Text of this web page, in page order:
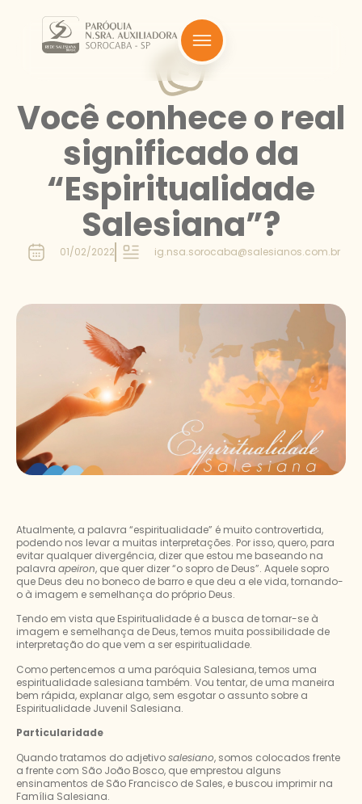
Você conhece o real
significado da
“Espiritualidade
Salesiana”?
01/02/2022 ig.nsa.sorocaba@salesianos.com.br
Atualmente, a palavra “espiritualidade” é muito controvertida,
podendo nos levar a muitas interpretações. Por isso, quero, para
evitar qualquer divergência, dizer que estou me baseando na
palavra apeiron, que quer dizer “o sopro de Deus”. Aquele sopro
que Deus deu no boneco de barro e que deu a ele vida, tornando-
o à imagem e semelhança do próprio Deus.
Tendo em vista que Espiritualidade é a busca de tornar-se à
imagem e semelhança de Deus, temos muita possibilidade de
interpretação do que vem a ser espiritualidade.
Como pertencemos a uma paróquia Salesiana, temos uma
espiritualidade salesiana também. Vou tentar, de uma maneira
bem rápida, explanar algo, sem esgotar o assunto sobre a
Espiritualidade Juvenil Salesiana.
Particularidade
Quando tratamos do adjetivosalesiano, somos colocados frente
a frente com São João Bosco, que emprestou alguns
ensinamentos de São Francisco de Sales, e buscou imprimir na
Família Salesiana.